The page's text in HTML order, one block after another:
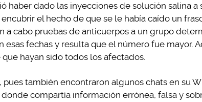
haber dado las inyecciones de solución salina a
el hecho de que se le había caído un
a cabo pruebas de anticuerpos a un grupo
esas fechas y resulta que el número fue mayor.
hayan sido todos los afectados.
pues también encontraron algunos chats en su
compartía información errónea, falsa y